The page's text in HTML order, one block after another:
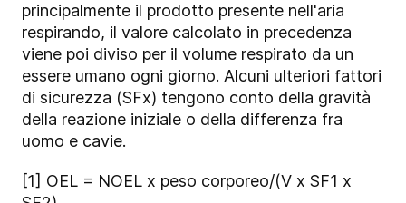
principalmente il prodotto presente nell'aria
respirando, il valore calcolato in precedenza
viene poi diviso per il volume respirato da un
essere umano ogni giorno. Alcuni ulteriori fattori
di sicurezza (SFx) tengono conto della gravità
della reazione iniziale o della differenza fra
uomo e cavie.
[1] OEL = NOEL x peso corporeo/(V x SF1 x